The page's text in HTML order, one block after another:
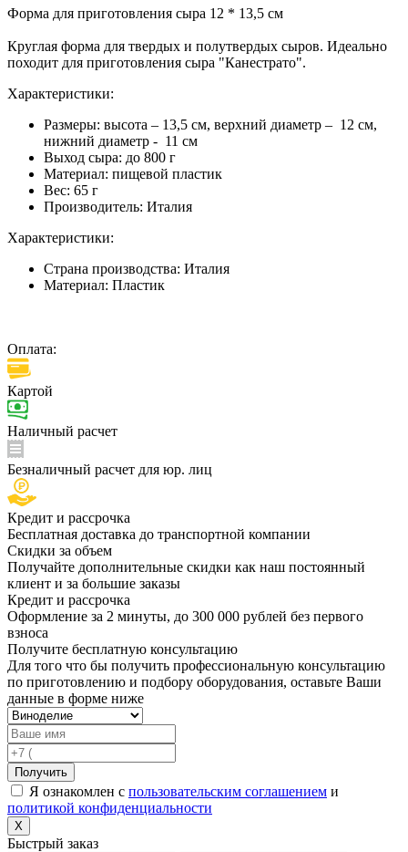
Форма для приготовления сыра 12 * 13,5 см
Круглая форма для твердых и полутвердых сыров. Идеально
походит для приготовления сыра "Канестрато".
Характеристики:
Размеры: высота – 13,5 см, верхний диаметр – 12 см,
нижний диаметр - 11 см
Выход сыра: до 800 г
Материал: пищевой пластик
Вес: 65 г
Производитель: Италия
Характеристики:
Страна производства: Италия
Материал: Пластик
Оплата:
Картой
Наличный расчет
Безналичный расчет для юр. лиц
Кредит и рассрочка
Бесплатная доставка до транспортной компании
Скидки за объем
Получайте дополнительные скидки как наш постоянный
клиент и за большие заказы
Кредит и рассрочка
Оформление за 2 минуты, до 300 000 рублей без первого
взноса
Получите бесплатную консультацию
Для того что бы получить профессиональную консультацию
по приготовлению и подбору оборудования, оставьте Ваши
данные в форме ниже
Получить
Я ознакомлен с пользовательским соглашением и
политикой конфиденциальности
X
Быстрый заказ